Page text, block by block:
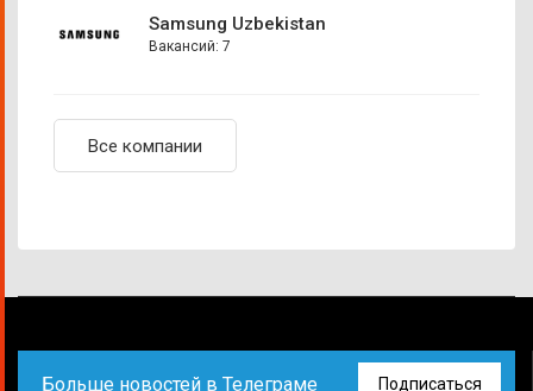
Samsung Uzbekistan
Вакансий: 7
Все компании
Больше новостей в Телеграме Подписаться